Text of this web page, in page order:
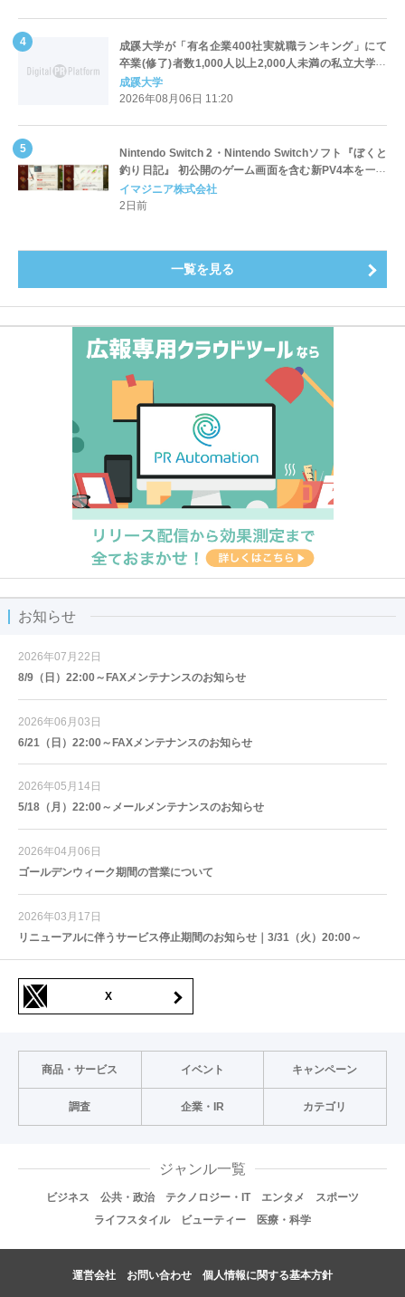
成蹊大学が「有名企業400社実就職ランキング」にて
卒業(修了)者数1,000人以上2,000人未満の私立大学で
全国第1位を獲得！～実就職率は26.5%（前年比＋
4.3pt）に伸長、東京の私立大学でも10位にランクイン
成蹊大学
2026年08月06日 11:20
Nintendo Switch 2・Nintendo Switchソフト『ぼくと
釣り日記』 初公開のゲーム画面を含む新PV4本を一挙
公開！
イマジニア株式会社
2日前
一覧を見る
お知らせ
2026年07月22日
8/9（日）22:00～FAXメンテナンスのお知らせ
2026年06月03日
6/21（日）22:00～FAXメンテナンスのお知らせ
2026年05月14日
5/18（月）22:00～メールメンテナンスのお知らせ
2026年04月06日
ゴールデンウィーク期間の営業について
2026年03月17日
リニューアルに伴うサービス停止期間のお知らせ｜3/31（火）20:00～
X
商品・サービス イベント キャンペーン
調査 企業・IR カテゴリ
ジャンル一覧
ビジネス 公共・政治 テクノロジー・IT エンタメ
スポーツ
ライフスタイル
ビューティー 医療・科学
運営会社 お問い合わせ 個人情報に関する基本方針